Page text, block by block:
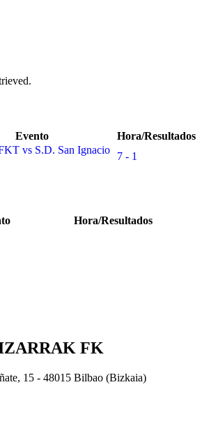
Evento
Hora/Resultados
vs S.D. San Ignacio
7 - 1
Hora/Resultados
FK
15 - 48015 Bilbao (Bizkaia)